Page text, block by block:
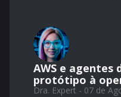
AWS e agentes
protótipo à
Dra. Expert - 07 de